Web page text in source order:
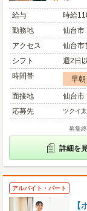
給与
時給
勤務地
仙台市
アクセス
仙台市
シフト
週2日
時間帯
早朝
面接地
仙台市
応募先
ツクイ
募集
詳細を
アルバイト・パート